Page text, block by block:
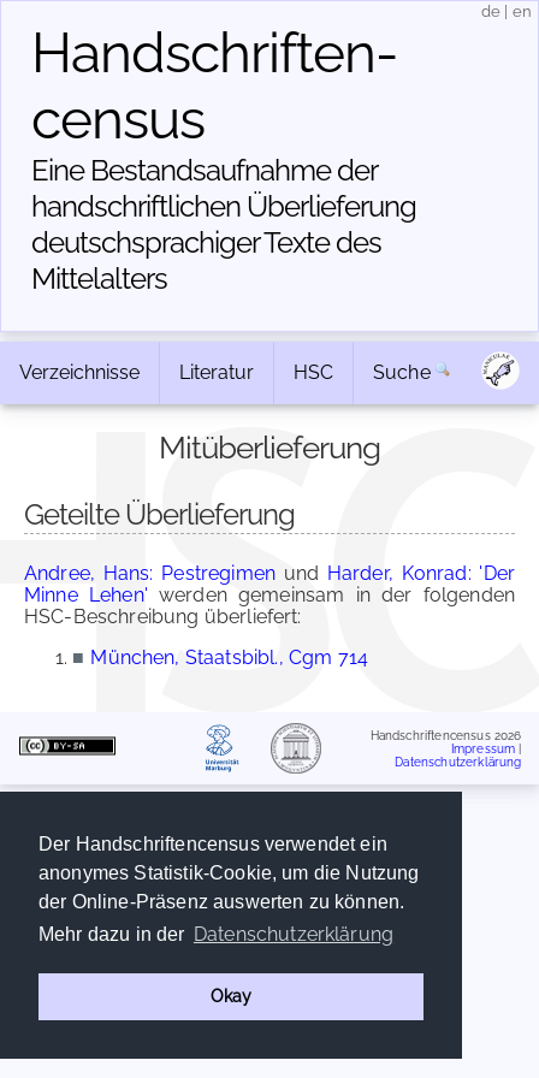
Der Handschriftencensus verwendet ein
anonymes Statistik-Cookie, um die Nutzung
der Online-Präsenz auswerten zu können.
Mehr dazu in der Datenschutzerklärung
Okay
Handschriften­
census
Eine Bestandsaufnahme der
handschriftlichen Über­lieferung
deutschsprachiger Texte des
Mittelalters
de en
Verzeichnisse Literatur HSC Suche
Mitüberlieferung
Geteilte Überlieferung
Andree, Hans: Pestregimen und Harder, Konrad: 'Der
Minne Lehen' werden gemeinsam in der folgenden
HSC-Beschreibung überliefert:
■ München, Staatsbibl., Cgm 714
Handschriftencensus 2026
Impressum
Datenschutzerklärung